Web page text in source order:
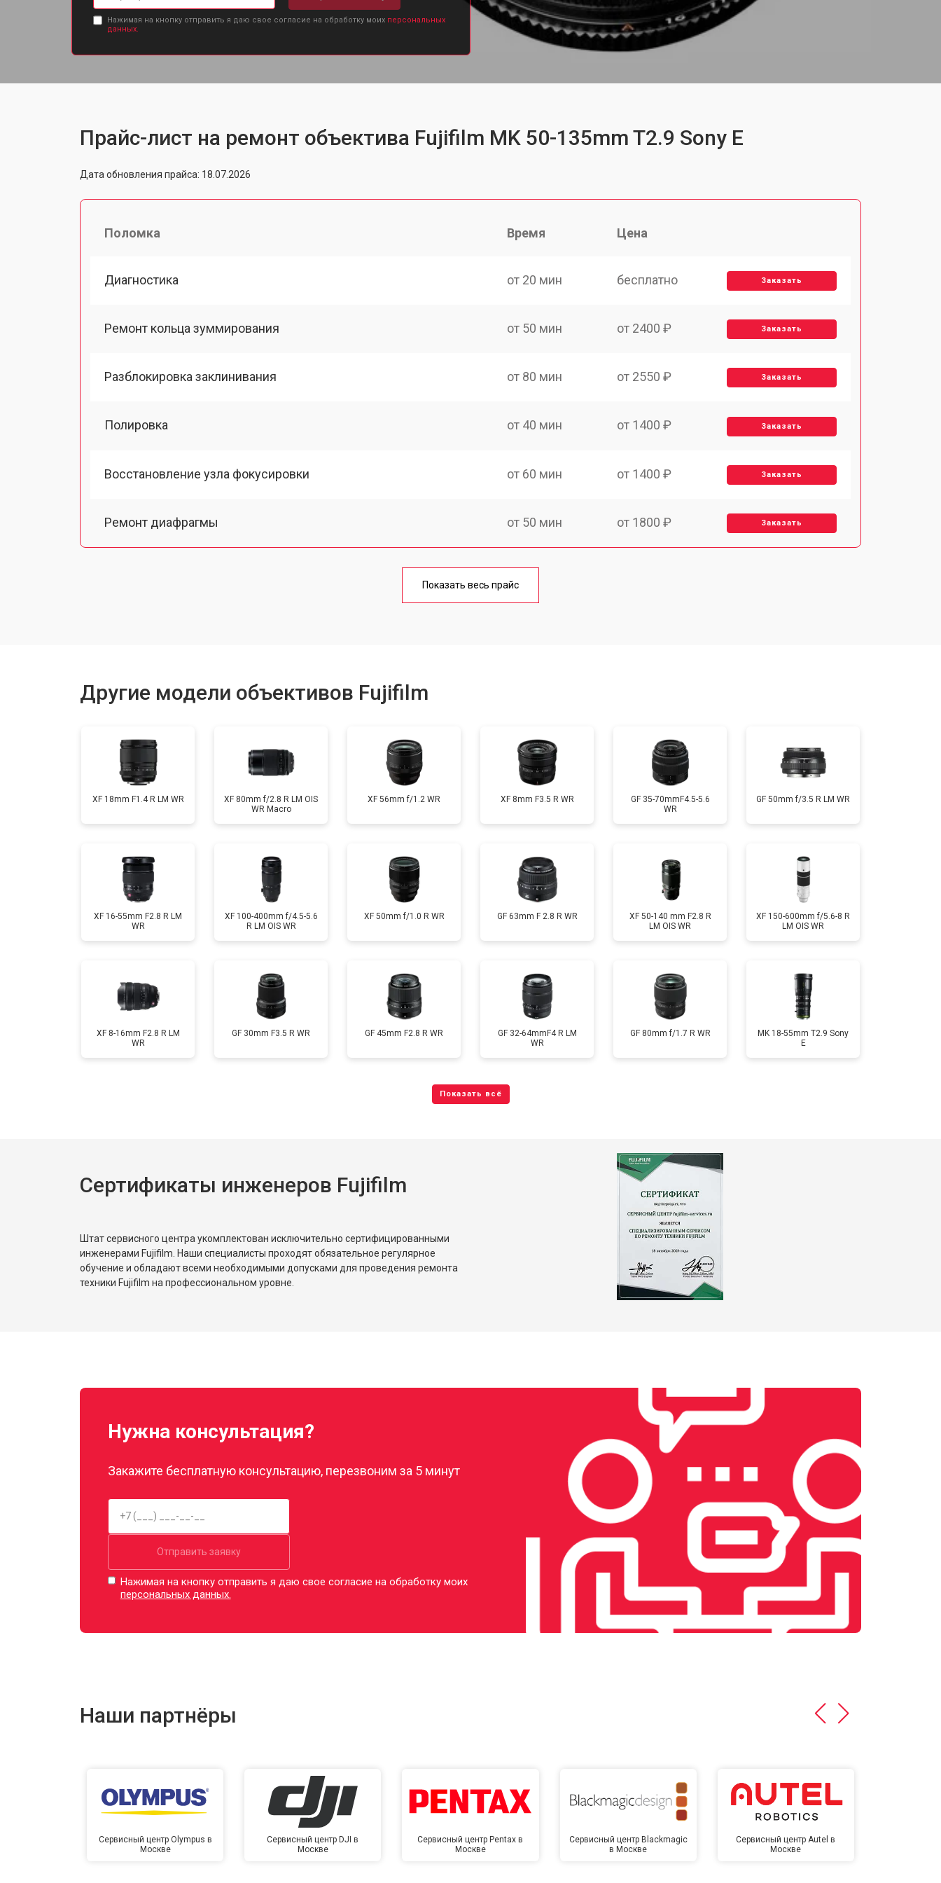
Нажимая на кнопку отправить я даю свое согласие на обработку моих персональных
данных.
Прайс-лист на ремонт объектива Fujifilm MK 50-135mm T2.9 Sony E
Дата обновления прайса: 18.07.2026
Поломка Время Цена
Диагностика от 20 мин бесплатно Заказать
Ремонт кольца зуммирования от 50 мин от 2400 ₽ Заказать
Разблокировка заклинивания от 80 мин от 2550 ₽ Заказать
Полировка от 40 мин от 1400 ₽ Заказать
Восстановление узла фокусировки от 60 мин от 1400 ₽ Заказать
Ремонт диафрагмы от 50 мин от 1800 ₽ Заказать
от 60 мин
Ремонт шлейфа оптического стабилизатора от 80 мин от 2600 ₽ Заказать
Показать весь прайс
Другие модели объективов Fujifilm
XF 18mm F1.4 R LM WR
XF 80mm f/2.8 R LM OIS
WR Macro
XF 56mm f/1.2 WR XF 8mm F3.5 R WR
GF 35-70mmF4.5-5.6
WR
GF 50mm f/3.5 R LM WR
XF 16-55mm F2.8 R LM
WR
XF 100-400mm f/4.5-5.6
R LM OIS WR
XF 50mm f/1.0 R WR GF 63mm F 2.8 R WR
XF 50-140 mm F2.8 R
LM OIS WR
XF 150-600mm f/5.6-8 R
LM OIS WR
XF 8-16mm F2.8 R LM
WR
GF 30mm F3.5 R WR GF 45mm F2.8 R WR
GF 32-64mmF4 R LM
WR
GF 80mm f/1.7 R WR
MK 18-55mm T2.9 Sony
E
Сертификаты инженеров Fujifilm
Штат сервисного центра укомплектован исключительно сертифицированными
инженерами Fujifilm. Наши специалисты проходят обязательное регулярное
обучение и обладают всеми необходимыми допусками для проведения ремонта
техники Fujifilm на профессиональном уровне.
Нужна консультация?
Закажите бесплатную консультацию, перезвоним за 5 минут
Отправить заявку
Нажимая на кнопку отправить я даю свое согласие на обработку моих
персональных данных.
Наши партнёры
Сервисный центр Olympus в
Москве
Сервисный центр DJI в
Москве
Сервисный центр Pentax в
Москве
Сервисный центр Blackmagic
в Москве
Сервисный центр Autel в
Москве